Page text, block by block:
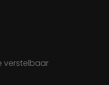
verstelbaar